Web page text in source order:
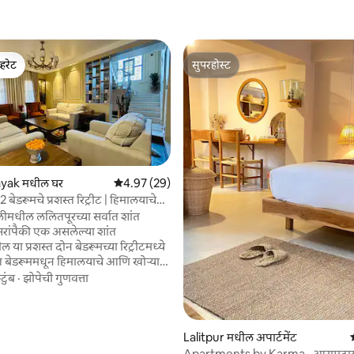
रिव्ह्यूज
मधील घर 5 पैकी 4.97 सरासरी रेटिंग, 29 रिव्ह्यूज
4.97 (29)
प्रशस्त रिट्रीट | हिमालयाचे
ललितपूरच्या सर्वात शांत
एक असलेल्या शांत
या प्रशस्त दोन बेडरूमच्या रिट्रीटमध्ये
बेडरूममधून हिमालयाचे आणि खोऱ्याचे
जागे व्हा. गर्दीच्या रस्त्यांपासून
आणि मध्य काठमांडूपासून जवळ
·झोपेची गुणवत्ता
सुपरहोस्ट
सुपरहोस्ट
Lalitpur मधील अपार्टमेंट